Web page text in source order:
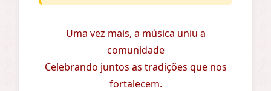
Uma vez mais, a música uniu a
comunidade
Celebrando juntos as tradições que nos
fortalecem.